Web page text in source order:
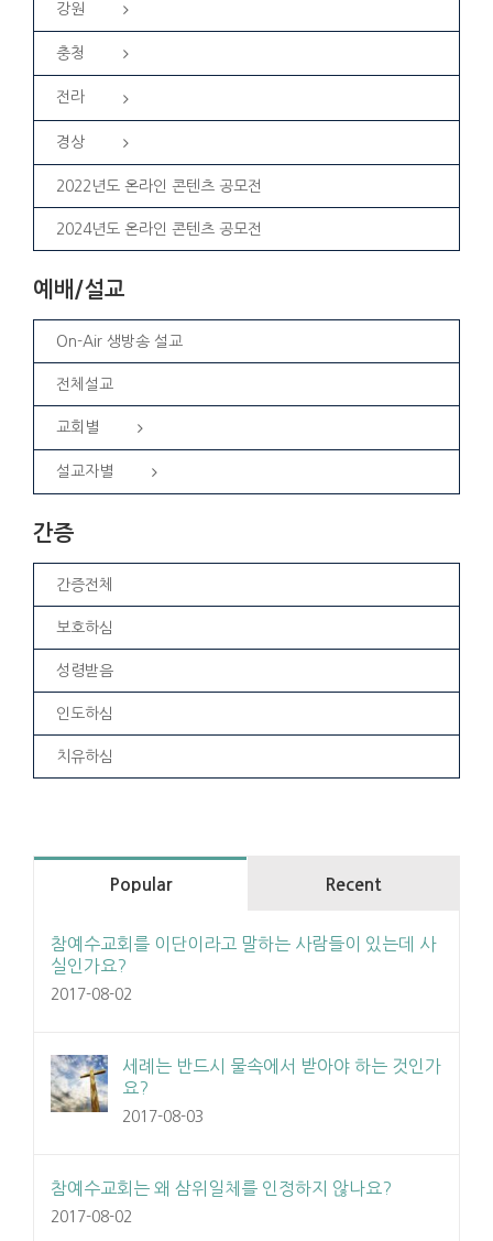
강원
충청
전라
경상
2022년도 온라인 콘텐츠 공모전
2024년도 온라인 콘텐츠 공모전
예배/설교
On-Air 생방송 설교
전체설교
교회별
설교자별
간증
간증전체
보호하심
성령받음
인도하심
치유하심
Popular Recent
참예수교회를 이단이라고 말하는 사람들이 있는데 사
실인가요?
2017-08-02
세례는 반드시 물속에서 받아야 하는 것인가
요?
2017-08-03
참예수교회는 왜 삼위일체를 인정하지 않나요?
2017-08-02